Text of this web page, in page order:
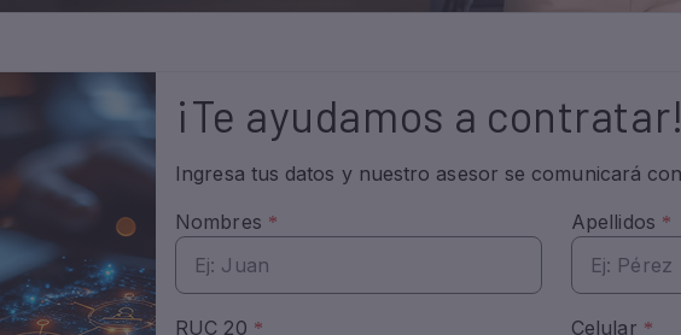
¡Te ayudamos a contratar!
Ingresa tus datos y nuestro asesor se comunicará